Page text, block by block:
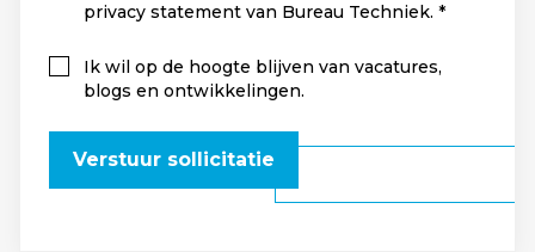
privacy statement van Bureau Techniek.
Ik wil op de hoogte blijven van vacatures,
blogs en ontwikkelingen.
Verstuur sollicitatie